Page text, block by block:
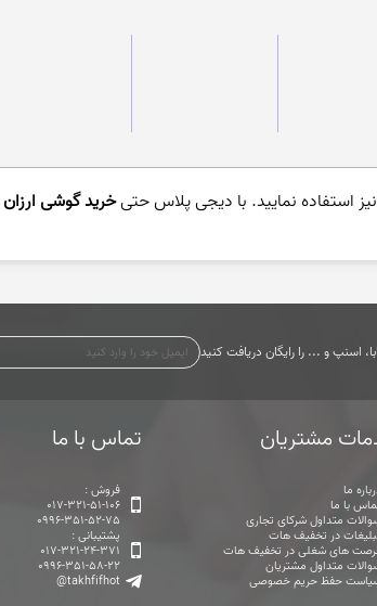
نیز استفاده نمایید. با دیجی پلاس حتیخرید گوشی ارزان
اسنپ و ... را رایگان دریافت کنید
مشتریان
ما
با ما
متداول شرکای تجاری
در تخفیف هات
های شغلی در تخفیف هات
متداول مشتریان
حفظ حریم خصوصی
تماس با ما
فروش :
017-321-51-106
0996-351-52-75
پشتیبانی :
017-321-24-371
0996-351-58-22
@takhfifhot